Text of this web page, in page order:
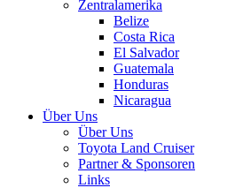
Zentralamerika
Belize
Costa Rica
El Salvador
Guatemala
Honduras
Nicaragua
Über Uns
Über Uns
Toyota Land Cruiser
Partner & Sponsoren
Links